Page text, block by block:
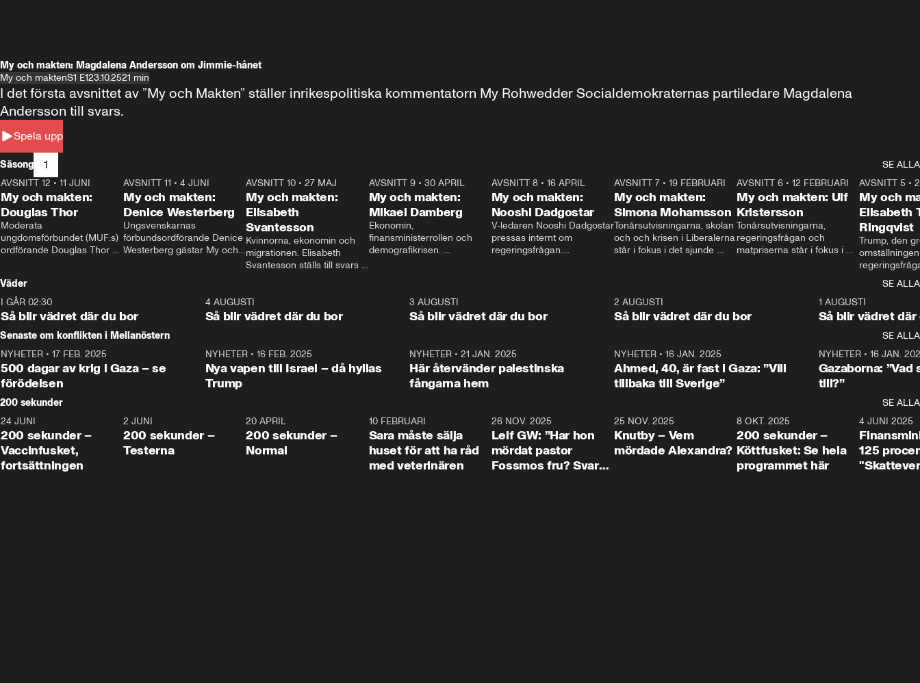
My och makten: Magdalena Andersson om Jimmie-hånet
My och maktenS1 E123.10.2521 min
Spela upp
I det första avsnittet av ”My och Makten” ställer inrikespolitiska kommentatorn My Rohwedder Socialdemokraternas partiledare Magdalena
Andersson till svars.
Säsong 1
SE ALLA
26:27
AVSNITT 12 • 11 JUNI
My och makten:
Douglas Thor
Moderata
ungdomsförbundet (MUF:s)
ordförande Douglas Thor
tonårsutvisningarna och hur
Moderaterna ska locka
väljare till valet i höst.
23:40
AVSNITT 11 •4 JUNI
My och makten:
Denice Westerberg
Ungsvenskarnas
förbundsordförande Denice
Westerberg gästar My och
AVSNITT 10 •27 MAJ
My och makten:
Elisabeth
Svantesson
Kvinnorna, ekonomin och
migrationen. Elisabeth
Svantesson ställs till svars
AVSNITT 9• 30 APRIL
My och makten:
Mikael Damberg
Ekonomin,
finansministerrollen och
demografikrisen.
och Makten.
AVSNITT 8• 16 APRIL
My och makten:
Nooshi Dadgostar
V-ledaren Nooshi Dadgostar
pressas internt om
regeringsfrågan.
– Vi ställer upp i val. Ska vi
vara med så sitter vi förstås
24:30
AVSNITT 7• 19 FEBRUARI
My och makten:
Simona Mohamsson
Tonårsutvisningarna, skolan
och och krisen i Liberalerna
står i fokus i det sjunde
kommentator My
Rohwedder ställer
utbildnings- och
Mohamsson till svars.
27:30
AVSNITT 6 •12 FEBRUARI
My och makten: Ulf
Kristersson
Tonårsutvisningarna,
regeringsfrågan och
matpriserna står i fokus i
Rohwedder ställer
statsminister Ulf Kristersson
AVSNITT 5 •
My och
Elisabeth
Ringqvist
Trump, den
centrum i
avsnittet av
Makten”. Se
Aftonbladets
Rohwedder
Thand Ring
Väder
SE ALLA
I GÅR 02:30
Så blir vädret där du bor
1:06
4 AUGUSTI
Så blir vädret där du bor
3 AUGUSTI
Så blir vädret där du bor
2 AUGUSTI
Så blir vädret där du bor
1 AUGUSTI
Så blir vädret där
Senaste om konflikten i Mellanöstern
SE ALLA
NYHETER • 17 FEB. 2025
500 dagar av krig i Gaza – se
förödelsen
NYHETER• 16 FEB. 2025
Nya vapen till Israel – då hyllas
Trump
NYHETER •21 JAN. 2025
Här återvänder palestinska
fångarna hem
NYHETER• 16 JAN. 2025
Ahmed, 40, är fast i Gaza: ”Vill
tillbaka till Sverige”
NYHETER• 16 JAN.
Gazaborna:
till?”
200 sekunder
SE ALLA
5:00
24 JUNI
200 sekunder –
Vaccinfusket,
fortsättningen
4:23
2 JUNI
200 sekunder –
Testerna
20 APRIL
200 sekunder –
Normal
10 FEBRUARI
Sara måste sälja
huset för att ha råd
med veterinären
26 NOV. 2025
Leif GW: ”Har hon
mördat pastor
Fossmos fru? Svar
31:05
25 NOV. 2025
Knutby – Vem
mördade Alexandra?
4:29
8 OKT. 2025
200 sekunder –
Köttfusket: Se hela
programmet här
4 JUNI 2025
125